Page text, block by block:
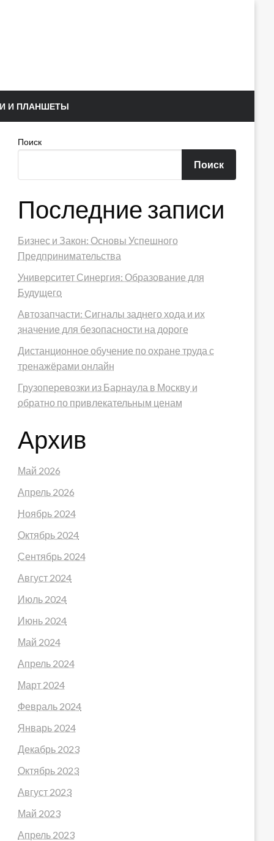
И ПЛАНШЕТЫ
Поиск
Поиск
Последние записи
Бизнес и Закон: Основы Успешного
Предпринимательства
Университет Синергия: Образование для
Будущего
Автозапчасти: Сигналы заднего хода и их
значение для безопасности на дороге
Дистанционное обучение по охране труда с
тренажёрами онлайн
Грузоперевозки из Барнаула в Москву и
обратно по привлекательным ценам
Архив
Май 2026
Апрель 2026
Ноябрь 2024
Октябрь 2024
Сентябрь 2024
Август 2024
Июль 2024
Июнь 2024
Май 2024
Апрель 2024
Март 2024
Февраль 2024
Январь 2024
Декабрь 2023
Октябрь 2023
Август 2023
Май 2023
Апрель 2023